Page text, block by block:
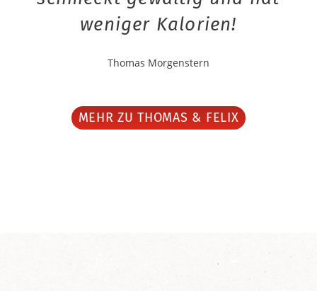
weniger Kalorien!
Thomas Morgenstern
MEHR ZU THOMAS & FELIX